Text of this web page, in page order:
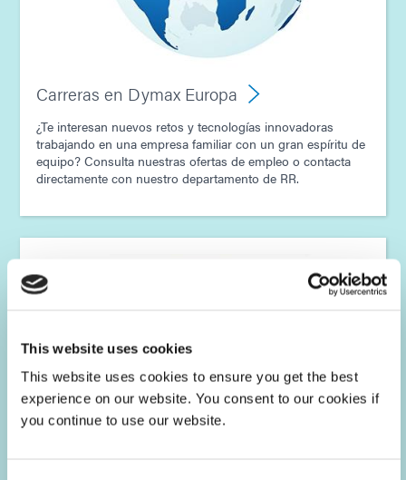
This website uses cookies
This website uses cookies to ensure you get the best
experience on our website. You consent to our cookies if
you continue to use our website.
Carreras en Dymax Europa
¿Te interesan nuevos retos y tecnologías innovadoras
trabajando en una empresa familiar con un gran espíritu de
equipo? Consulta nuestras ofertas de empleo o contacta
directamente con nuestro departamento de RR.